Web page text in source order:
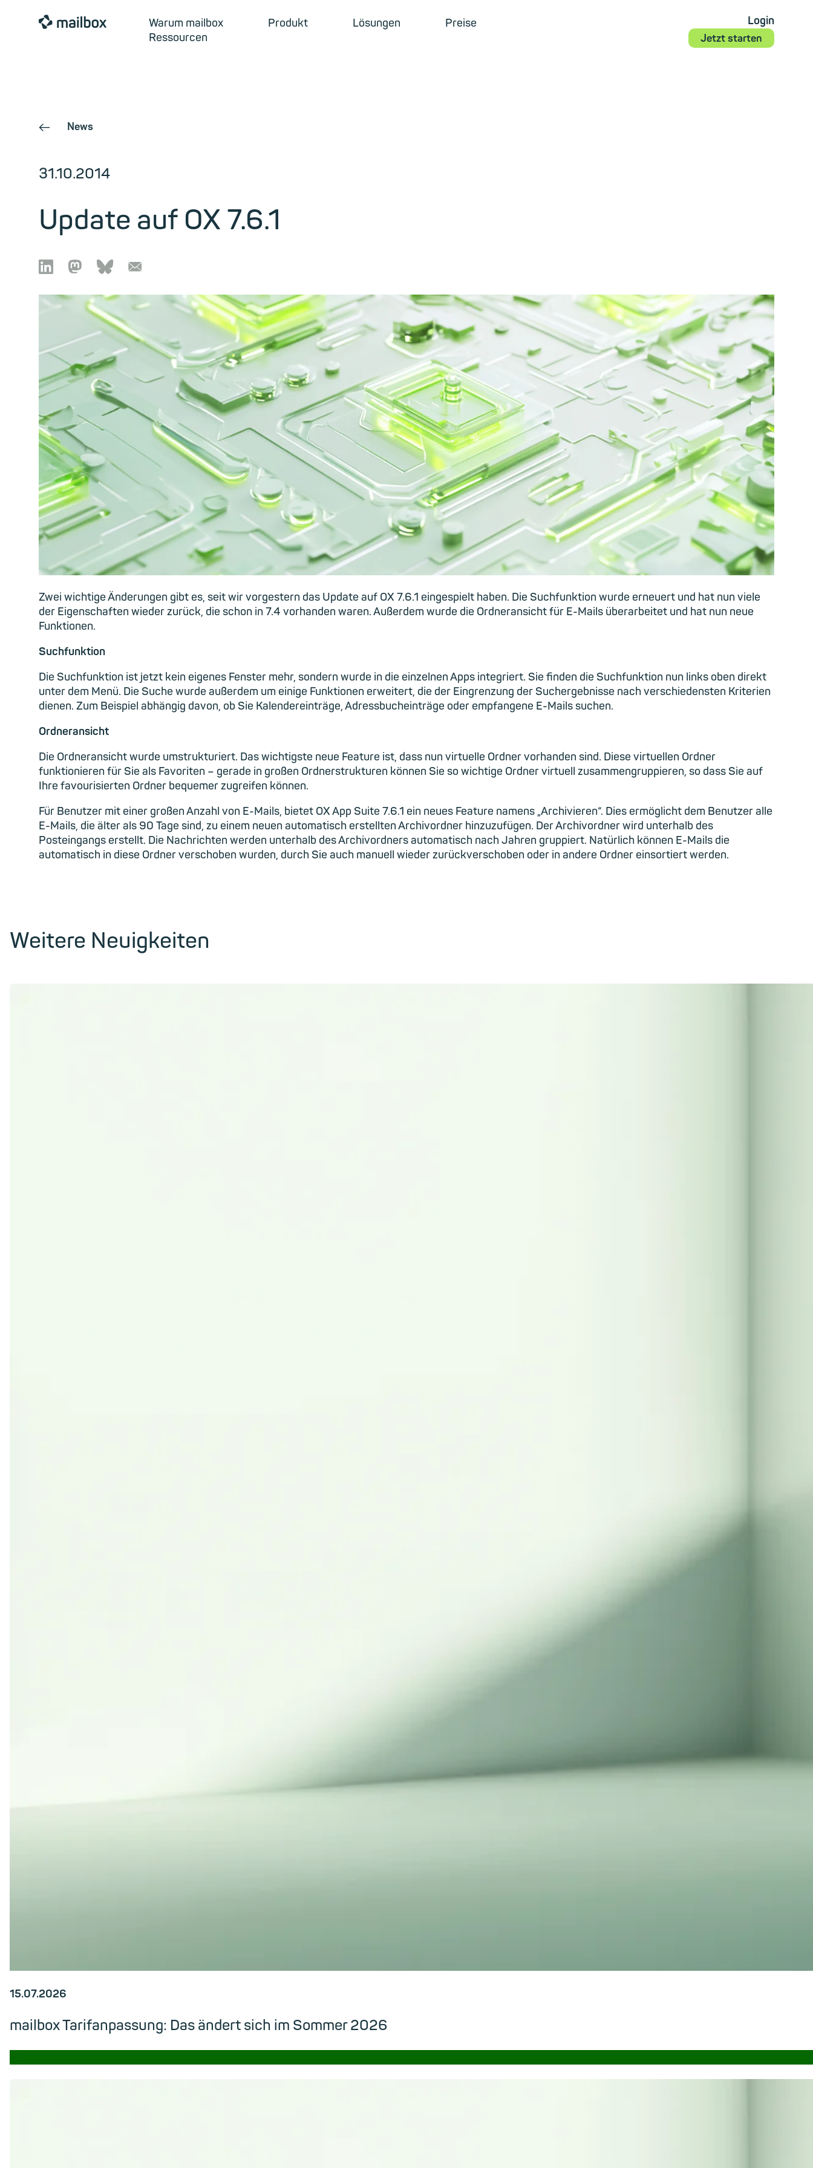
mailbox Warum mailbox Produkt Lösungen
Preise
Ressourcen
Login
Jetzt starten
← News
31.10.2014
Update auf OX 7.6.1
 🦣︎ 🦋︎ 📧︎
Zwei wichtige Änderungen gibt es, seit wir vorgestern das Update auf OX 7.6.1 eingespielt haben. Die Suchfunktion wurde erneuert und hat nun viele
der Eigenschaften wieder zurück, die schon in 7.4 vorhanden waren. Außerdem wurde die Ordneransicht für E-Mails überarbeitet und hat nun neue
Funktionen.
Suchfunktion
Die Suchfunktion ist jetzt kein eigenes Fenster mehr, sondern wurde in die einzelnen Apps integriert. Sie finden die Suchfunktion nun links oben direkt
unter dem Menü. Die Suche wurde außerdem um einige Funktionen erweitert, die der Eingrenzung der Suchergebnisse nach verschiedensten Kriterien
dienen. Zum Beispiel abhängig davon, ob Sie Kalendereinträge, Adressbucheinträge oder empfangene E-Mails suchen.
Ordneransicht
Die Ordneransicht wurde umstrukturiert. Das wichtigste neue Feature ist, dass nun virtuelle Ordner vorhanden sind. Diese virtuellen Ordner
funktionieren für Sie als Favoriten – gerade in großen Ordnerstrukturen können Sie so wichtige Ordner virtuell zusammengruppieren, so dass Sie auf
Ihre favourisierten Ordner bequemer zugreifen können.
Für Benutzer mit einer großen Anzahl von E-Mails, bietet OXApp Suite7.6.1 ein neues Feature namens „Archivieren“. Dies ermöglicht dem Benutzer alle
E-Mails, die älter als 90 Tage sind, zu einem neuen automatisch erstelltenArchivordner hinzuzufügen. Der Archivordner wird unterhalb des
Posteingangs erstellt. Die Nachrichten werden unterhalb des Archivordners automatisch nach Jahren gruppiert. Natürlich können E-Mails die
automatisch in diese Ordner verschoben wurden, durch Sie auch manuell wieder zurückverschoben oder in andere Ordner einsortiert werden.
Weitere Neuigkeiten
15.07.2026
mailbox Tarifanpassung: Das ändert sich im Sommer 2026